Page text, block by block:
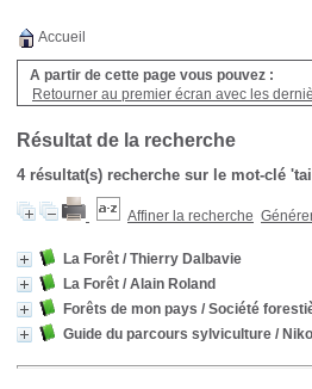
Accueil
A partir de cette page vous pouvez :
Retourner au premier écran avec les
Résultat de la recherche
4 résultat(s) recherche sur le mot-clé
Affiner la recherche
La Forêt / Thierry Dalbavie
La Forêt / Alain Roland
Forêts de mon pays / Société
Guide du parcours sylviculture /